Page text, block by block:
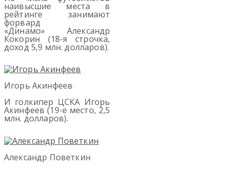
наивысшие места в
рейтинге занимают
форвард
«Динамо» Александр
Кокорин (18-я строчка,
доход 5,9 млн. долларов).
Игорь Акинфеев
И голкипер ЦСКА Игорь
Акинфеев (19-е место, 2,5
млн. долларов).
Александр Поветкин